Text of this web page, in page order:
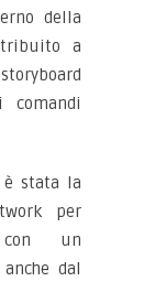
della
a
è stata la
per
con un
dal